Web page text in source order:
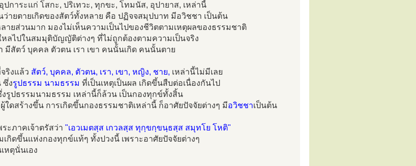
ปการะแก่ โสกะ, ปริเทวะ, ทุกขะ, โทมนัส, อุปายาส, เหล่านี้
ว่ายตายเกิดของสัตว์ทั้งหลาย คือ ปฏิจจสมุปบาท มีอวิชชา เป็นต้น
ายส่วนมาก มองไม่เห็นความเป็นไปของชีวิตตามเหตุผลของธรรมชาติ
ลไปในสมมุติบัญญัติต่างๆ ที่ไม่ถูกต้องตามความเป็นจริง
มีสัตว์ บุคคล ตัวตน เรา เขา คนนั้นเกิด คนนั้นตาย
ริงแล้ว สัตว์, บุคคล, ตัวตน, เรา, เขา, หญิง, ชาย, เหล่านี้ไม่มีเลย
ซึ่งรูปธรรม นามธรรม ที่เป็นเหตุเป็นผล เกิดขึ้นสืบต่อเนื่องกันไป
งรูปธรรมนามธรรม เหล่านี้ก็ล้วน เป็นกองทุกข์ทั้งสิ้น
ใดสร้างขึ้น การเกิดขึ้นกองธรรมชาติเหล่านี้ ก็อาศัยปัจจัยต่างๆ มีอวิชชาเป็นต้น
ะภาคเจ้าตรัสว่า "เอวเมตสฺส เกวลสฺส ทุกฺขกฺขนฺธสฺส สมุทโย โหติ"
กิดขึ้นแห่งกองทุกข์แท้ๆ ทั้งปวงนี้ เพราะอาศัยปัจจัยต่างๆ
หตุนั่นเอง